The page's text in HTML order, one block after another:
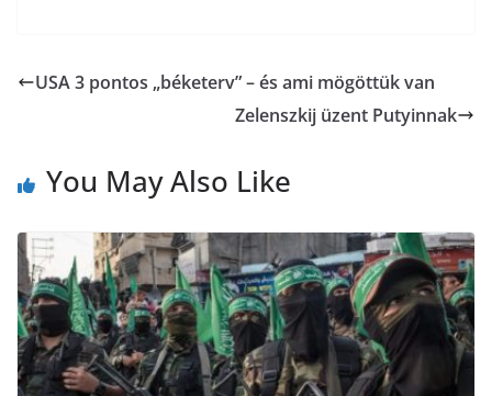
b
t
l
z
m
g
USA 3 pontos „béketerv” – és ami mögöttük van
Zelenszkij üzent Putyinnak
You May Also Like